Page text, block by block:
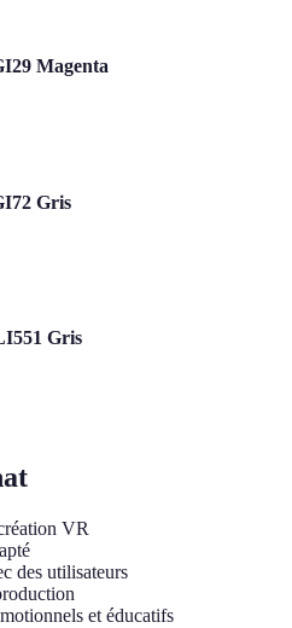
Magenta
Gris
Gris
VR
des utilisateurs
et éducatifs